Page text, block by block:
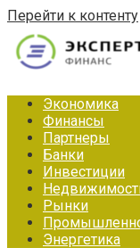
Перейти к контенту
Экономика
Финансы
Партнеры
Банки
Инвестиции
Рынки
Энергетика